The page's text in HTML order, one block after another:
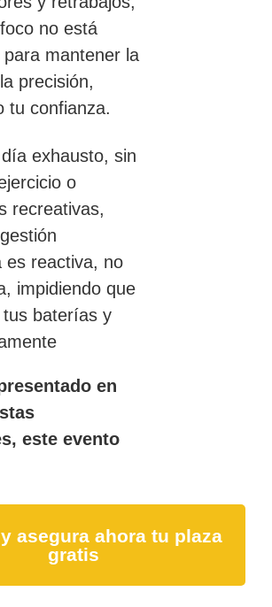
no está
mantener la
precisión,
tu confianza.
exhausto, sin
o
recreativas,
es reactiva, no
impidiendo que
baterías y
en
este evento
asegura ahora tu plaza
gratis